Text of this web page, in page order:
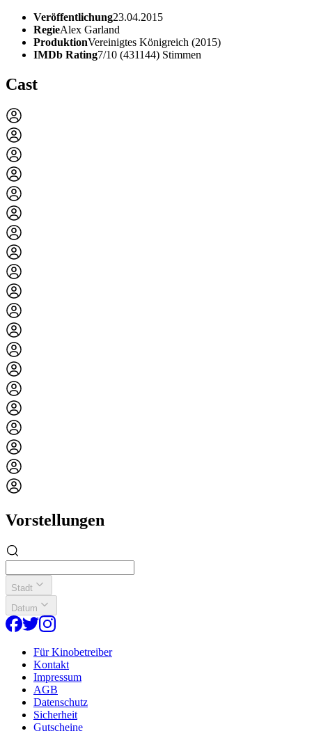
Veröffentlichung23.04.2015
RegieAlex Garland
ProduktionVereinigtes Königreich (2015)
IMDb Rating7/10 (431144) Stimmen
Cast
Vorstellungen
Stadt
Datum
Für Kinobetreiber
Kontakt
Impressum
AGB
Datenschutz
Sicherheit
Gutscheine